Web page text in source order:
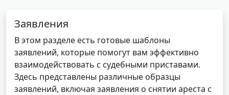
Заявления
В этом разделе есть готовые шаблоны
заявлений, которые помогут вам эффективно
взаимодействовать с судебными приставами.
Здесь представлены различные образцы
заявлений, включая заявления о снятии ареста с